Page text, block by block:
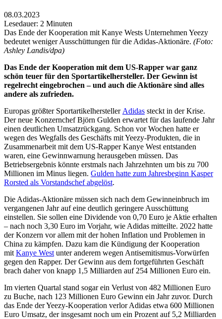
08.03.2023
Lesedauer: 2 Minuten
Das Ende der Kooperation mit Kanye Wests Unternehmen Yeezy
bedeutet weniger Ausschüttungen für die Adidas-Aktionäre. (Foto:
Ashley Landis/dpa)
Das Ende der Kooperation mit dem US-Rapper war ganz
schön teuer für den Sportartikelhersteller. Der Gewinn ist
regelrecht eingebrochen – und auch die Aktionäre sind alles
andere als zufrieden.
Europas größter Sportartikelhersteller Adidas steckt in der Krise.
Der neue Konzernchef Björn Gulden erwartet für das laufende Jahr
einen deutlichen Umsatzrückgang. Schon vor Wochen hatte er
wegen des Wegfalls des Geschäfts mit Yeezy-Produkten, die in
Zusammenarbeit mit dem US-Rapper Kanye West entstanden
waren, eine Gewinnwarnung herausgeben müssen. Das
Betriebsergebnis könnte erstmals nach Jahrzehnten um bis zu 700
Millionen im Minus liegen. Gulden hatte zum Jahresbeginn Kasper
Rorsted als Vorstandschef abgelöst.
Die Adidas-Aktionäre müssen sich nach dem Gewinneinbruch im
vergangenen Jahr auf eine deutlich geringere Ausschüttung
einstellen. Sie sollen eine Dividende von 0,70 Euro je Aktie erhalten
– nach noch 3,30 Euro im Vorjahr, wie Adidas mitteilte. 2022 hatte
der Konzern vor allem mit der hohen Inflation und Problemen in
China zu kämpfen. Dazu kam die Kündigung der Kooperation
mit Kanye West unter anderem wegen Antisemitismus-Vorwürfen
gegen den Rapper. Der Gewinn aus dem fortgeführten Geschäft
brach daher von knapp 1,5 Milliarden auf 254 Millionen Euro ein.
Im vierten Quartal stand sogar ein Verlust von 482 Millionen Euro
zu Buche, nach 123 Millionen Euro Gewinn ein Jahr zuvor. Durch
das Ende der Yeezy-Kooperation verlor Adidas etwa 600 Millionen
Euro Umsatz, der insgesamt noch um ein Prozent auf 5,2 Milliarden